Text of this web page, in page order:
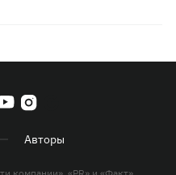
Авторы